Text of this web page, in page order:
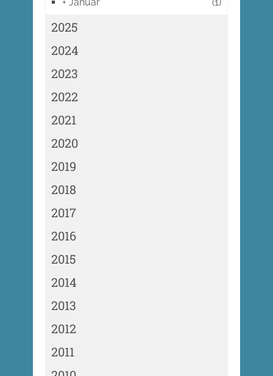
2025
2024
2023
2022
2021
2020
2019
2018
2017
2016
2015
2014
2013
2012
2011